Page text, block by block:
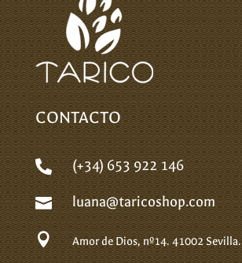
CONTACTO
 (+34) 653 922 146
 luana@taricoshop.com
 Amor de Dios, nº14.41002 Sevilla.